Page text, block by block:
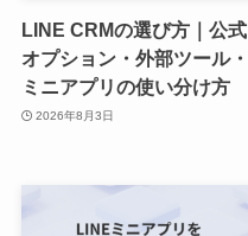
LINE CRMの選び方｜公式
オプション・外部ツール・
ミニアプリの使い分け方
2026年8月3日